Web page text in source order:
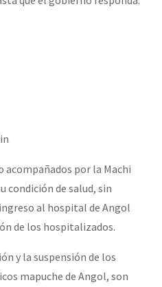
acompañados por la Machi
condición de salud, sin
al hospital de Angol
de los hospitalizados.
y la suspensión de los
mapuche de Angol, son